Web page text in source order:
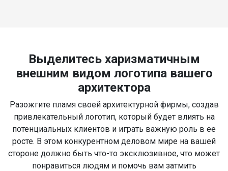
Выделитесь харизматичным
внешним видом логотипа вашего
архитектора
Разожгите пламя своей архитектурной фирмы, создав
привлекательный логотип, который будет влиять на
потенциальных клиентов и играть важную роль в ее
росте. В этом конкурентном деловом мире на вашей
стороне должно быть что-то эксклюзивное, что может
понравиться людям и помочь вам затмить